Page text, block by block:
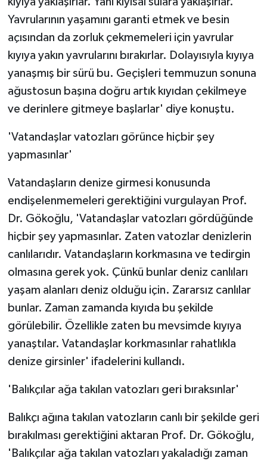
Yavrularının yaşamını garanti etmek ve besin
açısından da zorluk çekmemeleri için yavrular
kıyıya yakın yavrularını bırakırlar. Dolayısıyla kıyıya
yanaşmış bir sürü bu. Geçişleri temmuzun sonuna
ağustosun başına doğru artık kıyıdan çekilmeye
ve derinlere gitmeye başlarlar' diye konuştu.
'Vatandaşlar vatozları görünce hiçbir şey
yapmasınlar'
Vatandaşların denize girmesi konusunda
endişelenmemeleri gerektiğini vurgulayan Prof.
Dr. Gökoğlu, 'Vatandaşlar vatozları gördüğünde
hiçbir şey yapmasınlar. Zaten vatozlar denizlerin
canlılarıdır. Vatandaşların korkmasına ve tedirgin
olmasına gerek yok. Çünkü bunlar deniz canlıları
yaşam alanları deniz olduğu için. Zararsız canlılar
bunlar. Zaman zamanda kıyıda bu şekilde
görülebilir. Özellikle zaten bu mevsimde kıyıya
yanaştılar. Vatandaşlar korkmasınlar rahatlıkla
denize girsinler' ifadelerini kullandı.
'Balıkçılar ağa takılan vatozları geri bıraksınlar'
Balıkçı ağına takılan vatozların canlı bir şekilde geri
bırakılması gerektiğini aktaran Prof. Dr. Gökoğlu,
'Balıkçılar ağa takılan vatozları yakaladığı zaman